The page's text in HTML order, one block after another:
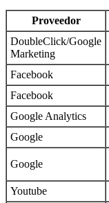
Proveedor
DoubleClick/Google
Marketing
Facebook
Facebook
Google Analytics
Google
Google
Youtube